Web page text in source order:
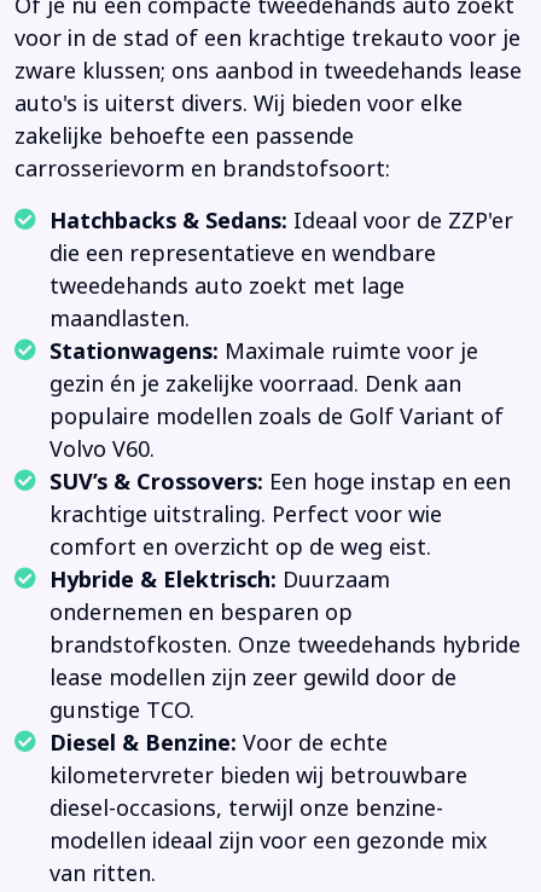
voor in de stad of een krachtige trekauto voor je
zware klussen; ons aanbod in tweedehands lease
auto's is uiterst divers. Wij bieden voor elke
zakelijke behoefte een passende
carrosserievorm en brandstofsoort:
Hatchbacks & Sedans: Ideaal voor de ZZP'er
die een representatieve en wendbare
tweedehands auto zoekt met lage
maandlasten.
Stationwagens: Maximale ruimte voor je
gezin én je zakelijke voorraad. Denk aan
populaire modellen zoals de Golf Variant of
Volvo V60.
SUV’s & Crossovers: Een hoge instap en een
krachtige uitstraling. Perfect voor wie
comfort en overzicht op de weg eist.
Hybride & Elektrisch: Duurzaam
ondernemen en besparen op
brandstofkosten. Onze tweedehands hybride
lease modellen zijn zeer gewild door de
gunstige TCO.
Diesel & Benzine: Voor de echte
kilometervreter bieden wij betrouwbare
diesel-occasions, terwijl onze benzine-
modellen ideaal zijn voor een gezonde mix
van ritten.